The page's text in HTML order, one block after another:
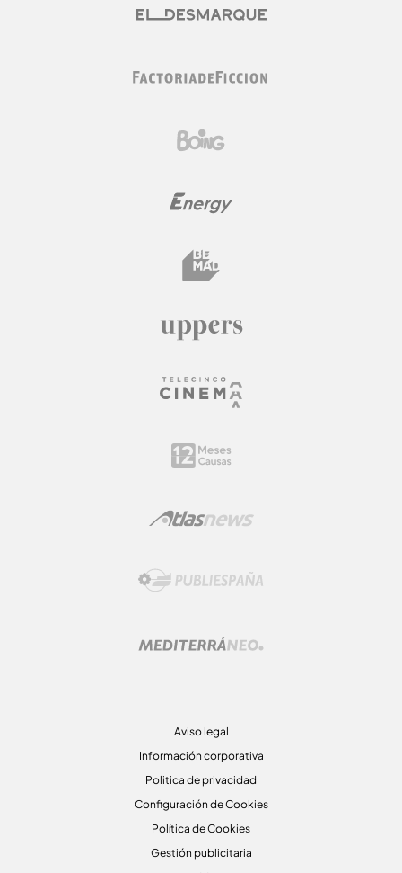
Aviso legal
Información corporativa
Politica de privacidad
Configuración de Cookies
Política de Cookies
Gestión publicitaria